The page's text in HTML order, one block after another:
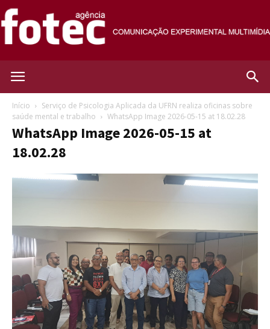
Fotec
Início
Serviço de Psicologia Aplicada da UFRN realiza oficinas sobre
saúde mental e trabalho
WhatsApp Image 2026-05-15 at 18.02.28
WhatsApp Image 2026-05-15 at
18.02.28